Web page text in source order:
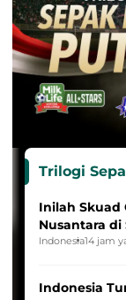
Trilogi
Inilah Skuad
Nusantara di
Indonesia14 jam
Indonesia